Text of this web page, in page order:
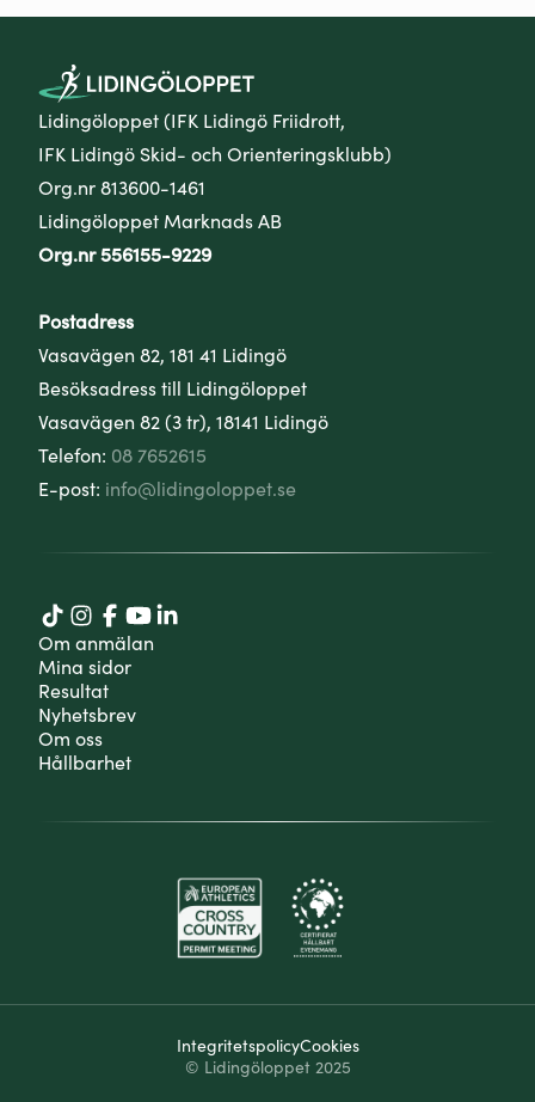
Lidingöloppet (IFK Lidingö Friidrott,
IFK Lidingö Skid- och Orienteringsklubb)
Org.nr 813600-1461
Lidingöloppet Marknads AB
Org.nr 556155-9229
Postadress
Vasavägen 82, 181 41 Lidingö
Besöksadress till Lidingöloppet
Vasavägen 82 (3 tr), 18141 Lidingö
Telefon: 08 7652615
E-post: info@lidingoloppet.se
Om anmälan
Mina sidor
Resultat
Nyhetsbrev
Om oss
Hållbarhet
© Lidingöloppet 2025
IntegritetspolicyCookies